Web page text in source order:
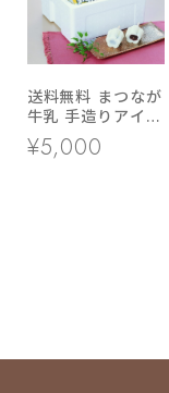
送料無料 まつなが
牛乳 手造りアイス
まんじゅう 12ヶ
¥5,000